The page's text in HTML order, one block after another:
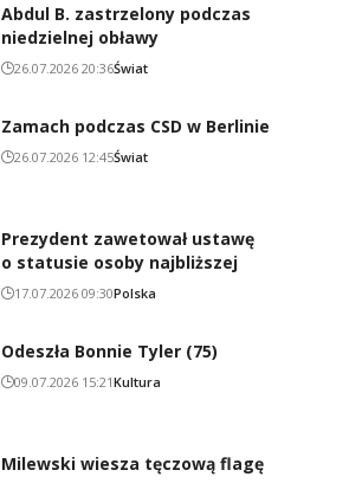
Abdul B. zastrzelony podczas
niedzielnej obławy
26.07.2026 20:36Świat
Zamach podczas CSD w Berlinie
26.07.2026 12:45Świat
Prezydent zawetował ustawę
o statusie osoby najbliższej
17.07.2026 09:30Polska
Odeszła Bonnie Tyler (75)
09.07.2026 15:21Kultura
Milewski wiesza tęczową flagę